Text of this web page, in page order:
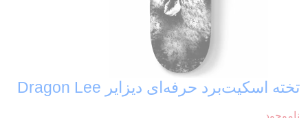
تخته اسکیت‌برد حرفه‌ای دیزایر Dragon Lee
ناموجود